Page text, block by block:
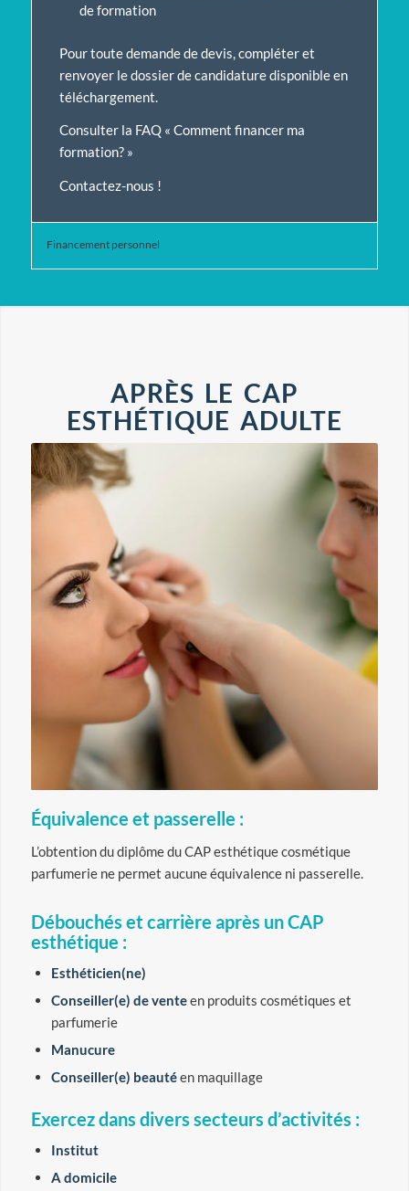
de formation
Pour toute demande de devis, compléter et
renvoyer le dossier de candidature disponible en
téléchargement
Consulter la FAQ « Comment financer ma
formation? »
Contactez-nous !
Financement personnel
APRÈS LE CAP
ESTHÉTIQUE ADULTE
Équivalence et passerelle :
L’obtention du diplôme du CAP esthétique cosmétique
parfumerie ne permet aucune équivalence ni passerelle.
Débouchés et carrière après un CAP
esthétique :
Esthéticien(ne)
Conseiller(e) de venteen produits cosmétiques et
parfumerie
Manucure
Conseiller(e) beautéen maquillage
Exercez dans divers secteurs d’activités :
Institut
A domicile